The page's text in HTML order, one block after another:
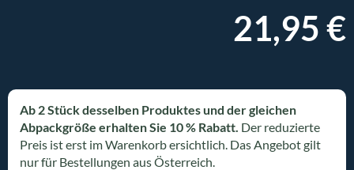
21,95 €
Ab 2 Stück desselben Produktes und der gleichen
Abpackgröße erhalten Sie 10 % Rabatt. Der reduzierte
Preis ist erst im Warenkorb ersichtlich. Das Angebot gilt
nur für Bestellungen aus Österreich.